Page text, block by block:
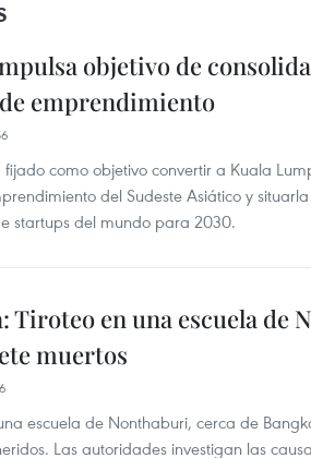
objetivo de
emprendimiento
como objetivo convertir a Kuala
del Sudeste Asiático y
startups del mundo para 2030.
Tiroteo en una escuela de
muertos
escuela de Nonthaburi, cerca de
Las autoridades investigan las